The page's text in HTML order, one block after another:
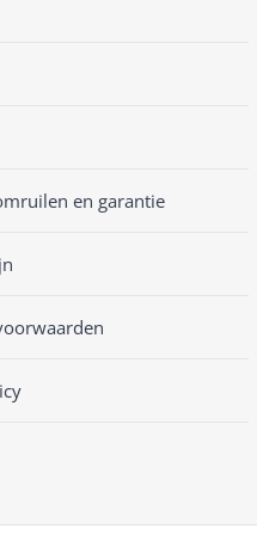
en garantie